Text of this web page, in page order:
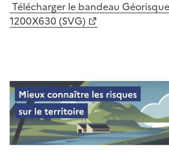
Télécharger le bandeau
1200X630 (SVG)